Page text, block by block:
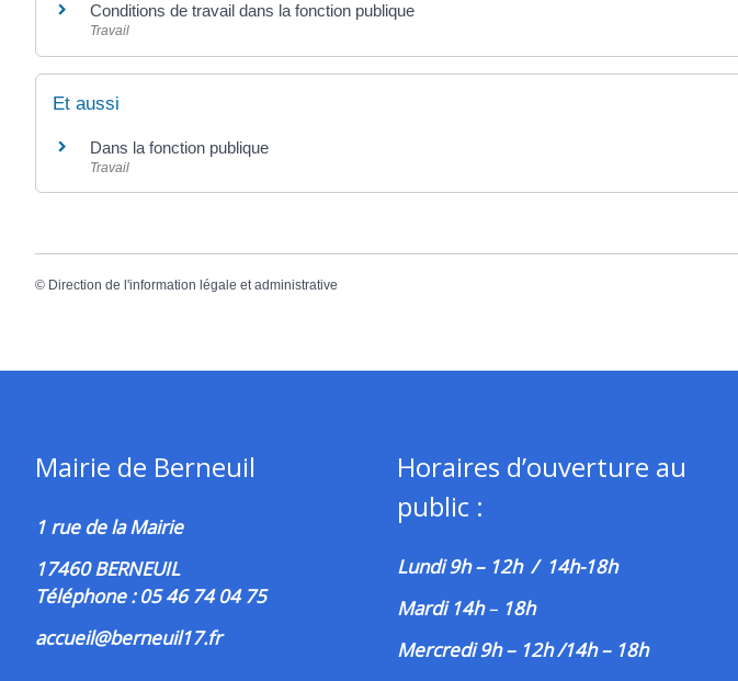
Conditions de travail dans la fonction publique
Travail
Et aussi
Dans la fonction publique
Travail
© Direction de l'information légale et administrative
Mairie de Berneuil
1 rue de la Mairie
17460 BERNEUIL
Téléphone : 05 46 74 04 75
accueil@berneuil17.fr
Horaires d’ouverture au
public :
Lundi 9h – 12h / 14h-18h
Mardi 14h– 18h
Mercredi 9h – 12h /14h – 18h